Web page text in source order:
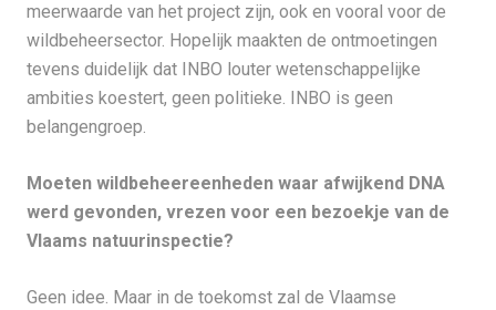
meerwaarde van het project zijn, ook en vooral voor de
wildbeheersector. Hopelijk maakten de ontmoetingen
tevens duidelijk dat INBO louter wetenschappelijke
ambities koestert, geen politieke. INBO is geen
belangengroep.
Moeten wildbeheereenheden waar afwijkend DNA
werd gevonden, vrezen voor een bezoekje van de
Vlaams natuurinspectie?
Geen idee. Maar in de toekomst zal de Vlaamse